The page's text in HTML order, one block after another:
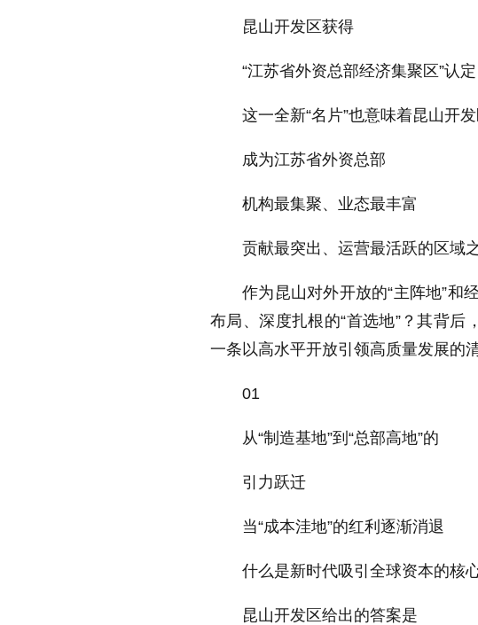
昆山开发区获得
“江苏省外资总部经济集聚区”认定
这一全新“名片”也意味着昆山开
成为江苏省外资总部
机构最集聚、业态最丰富
贡献最突出、运营最活跃的区域
作为昆山对外开放的“主阵地”和
布局、深度扎根的“首选地”？其背后
一条以高水平开放引领高质量发展的
01
从“制造基地”到“总部高地”的
引力跃迁
当“成本洼地”的红利逐渐消退
什么是新时代吸引全球资本的核
昆山开发区给出的答案是